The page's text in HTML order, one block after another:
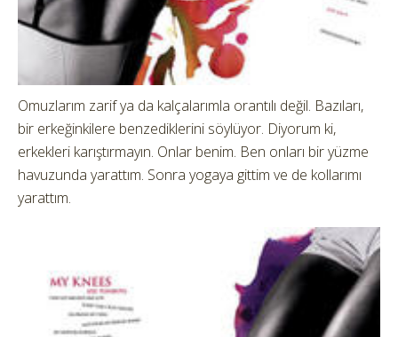
Omuzlarım zarif ya da kalçalarımla orantılı değil. Bazıları,
bir erkeğinkilere benzediklerini söylüyor. Diyorum ki,
erkekleri karıştırmayın. Onlar benim. Ben onları bir yüzme
havuzunda yarattım. Sonra yogaya gittim ve de kollarımı
yarattım.